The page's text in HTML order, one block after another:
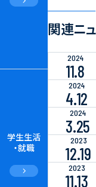
学生生活
・就職
関連ニ
2024
11.8
2024
4.12
2024
3.25
2023
12.19
2023
11.13